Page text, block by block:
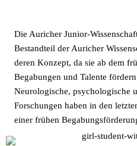
Die Auricher Junior-
Bestandteil der Auricher
deren Konzept, da sie ab dem
Begabungen und Talente
Neurologische, psychologische
Forschungen haben in den
einer frühen